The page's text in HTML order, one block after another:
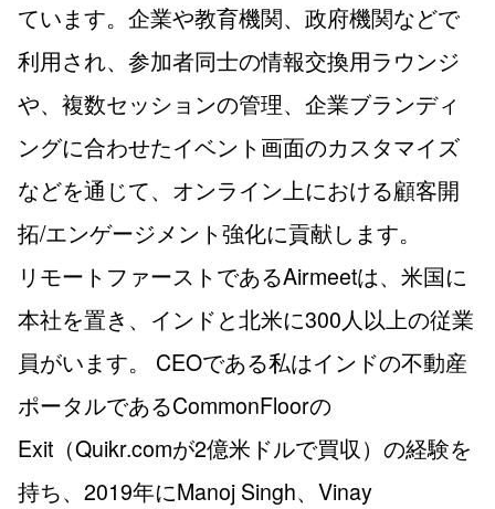
ています。企業や教育機関、政府機関などで
利用され、参加者同士の情報交換用ラウンジ
や、複数セッションの管理、企業ブランディ
ングに合わせたイベント画面のカスタマイズ
などを通じて、オンライン上における顧客開
拓/エンゲージメント強化に貢献します。
リモートファーストであるAirmeetは、米国に
本社を置き、インドと北米に300人以上の従業
員がいます。 CEOである私はインドの不動産
ポータルであるCommonFloorの
Exit（Quikr.comが2億米ドルで買収）の経験を
持ち、2019年にManoj Singh、Vinay